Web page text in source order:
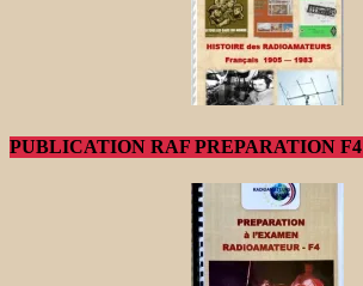
PUBLICATION RAF PREPARATION F4